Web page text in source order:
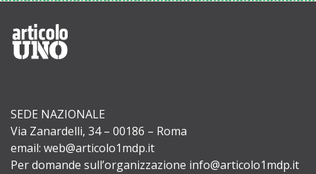
SEDE NAZIONALE
Via Zanardelli, 34 – 00186 – Roma
email: web@articolo1mdp.it
Per domande sull’organizzazione info@articolo1mdp.it